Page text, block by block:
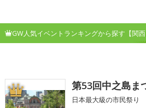
GW人気イベントランキングから探す【関西
1 第53回中之島ま
日本最大級の市民祭り